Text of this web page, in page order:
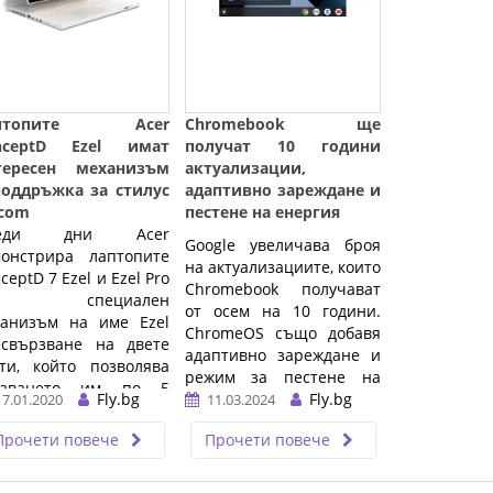
Acer
Ezel имат
механизъм
за стилус
дни Acer
лаптопите
7 Ezel и Ezel Pro
специален
на име Ezel
на двете
който позволява
им по 5
начина чрез
на позицията
Fly.bg
повече
Chromebook ще
получат 10 години
актуализации,
адаптивно зареждане и
пестене на енергия
Google увеличава броя
на актуализациите, които
Chromebook получават
от осем на 10 години.
ChromeOS също добавя
адаптивно зареждане и
режим за пестене на
енергия.
11.03.2024
Fly.bg
Прочети повече